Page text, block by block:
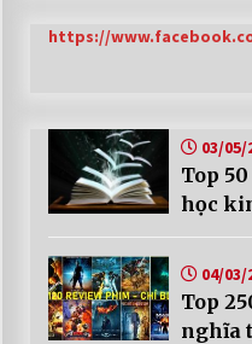
https://
03/05/
Top
học
04/03/
Top
nghĩa